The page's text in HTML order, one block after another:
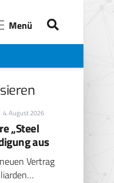
Menü
4. August 2026
„Steel
aus
Vertrag